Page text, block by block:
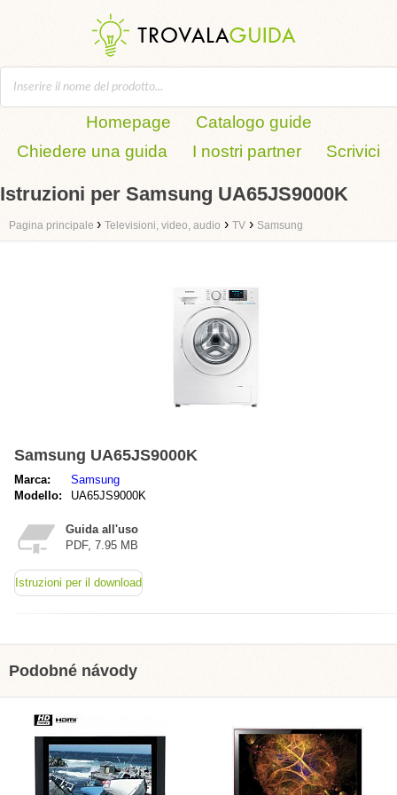
Homepage
Catalogo guide
Chiedere una guida
I nostri partner Scrivici
Istruzioni per Samsung UA65JS9000K
Pagina principale › Televisioni, video, audio › TV › Samsung
Samsung UA65JS9000K
Marca:
Samsung
Modello:
UA65JS9000K
Guida all'uso
PDF, 7.95 MB
Istruzioni per il download
Podobné návody